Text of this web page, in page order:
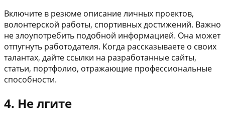
Включите в резюме описание личных проектов,
волонтерской работы, спортивных достижений. Важно
не злоупотребить подобной информацией. Она может
отпугнуть работодателя. Когда рассказываете о своих
талантах, дайте ссылки на разработанные сайты,
статьи, портфолио, отражающие профессиональные
способности.
4. Не лгите